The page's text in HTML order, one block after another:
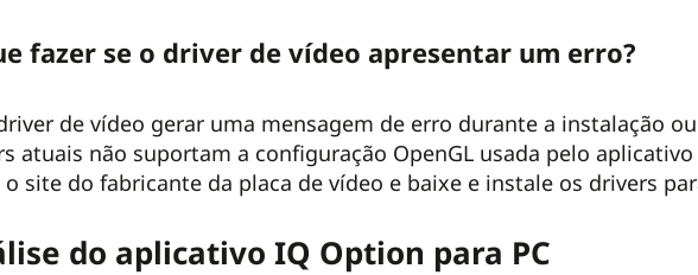
fazer se o driver de vídeo apresentar um erro?
de vídeo gerar uma mensagem de erro durante a instalação
atuais não suportam a configuração OpenGL usada pelo
site do fabricante da placa de vídeo e baixe e instale os drivers
do aplicativo IQ Option para PC